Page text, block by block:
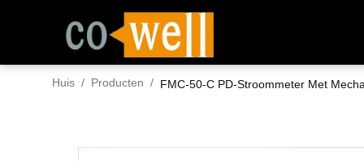
Huis / Producten / FMC-50-C PD-Stroommeter Met